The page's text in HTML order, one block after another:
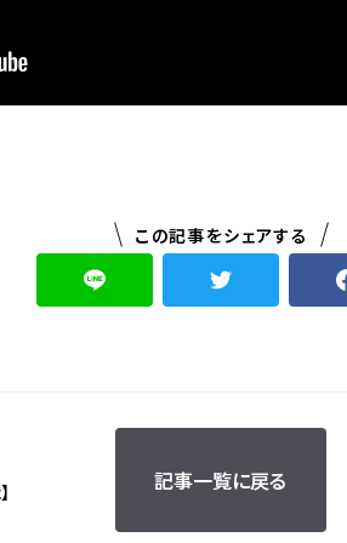
この記事をシェアする
記事一覧に戻る